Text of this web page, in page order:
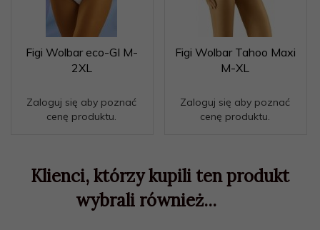
Figi Wolbar eco-GI M-
2XL
Zaloguj się aby poznać
cenę produktu.
Figi Wolbar Tahoo Maxi
M-XL
Zaloguj się aby poznać
cenę produktu.
Klienci, którzy kupili ten produkt
wybrali również...